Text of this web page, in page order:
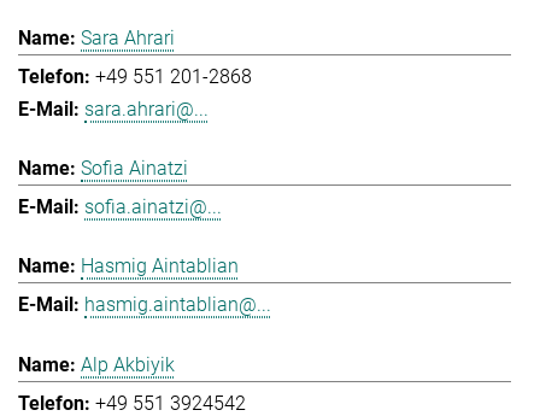
Sara Ahrari
+49 551 201-2868
sara.ahrari@...
Sofia Ainatzi
sofia.ainatzi@...
Hasmig Aintablian
hasmig.aintablian@...
Alp Akbiyik
+49 551 3924542